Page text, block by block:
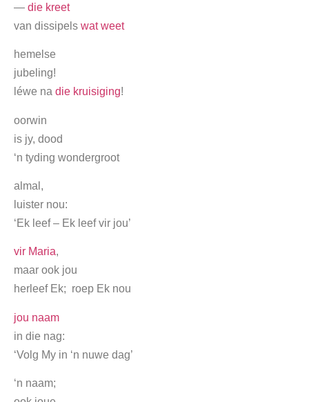
― die kreet
van dissipels wat weet
hemelse
jubeling!
léwe na die kruisiging!
oorwin
is jy, dood
‘n tyding wondergroot
almal,
luister nou:
‘Ek leef – Ek leef vir jou’
vir Maria,
maar ook jou
herleef Ek; roep Ek nou
jou naam
in die nag:
‘Volg My in ‘n nuwe dag’
‘n naam;